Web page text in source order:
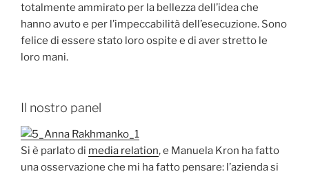
totalmente ammirato per la bellezza dell’idea che
hanno avuto e per l’impeccabilità dell’esecuzione. Sono
felice di essere stato loro ospite e di aver stretto le
loro mani.
Il nostro panel
Si è parlato di media relation, e Manuela Kron ha fatto
una osservazione che mi ha fatto pensare: l’azienda si